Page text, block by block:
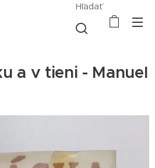
Hľadať
a v tieni - Manuel